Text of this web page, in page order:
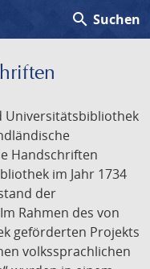
search Suchen
Universitätsbibliothek
Handschriften
im Jahr 1734
der
Rahmen des von
geförderten Projekts
volkssprachlichen